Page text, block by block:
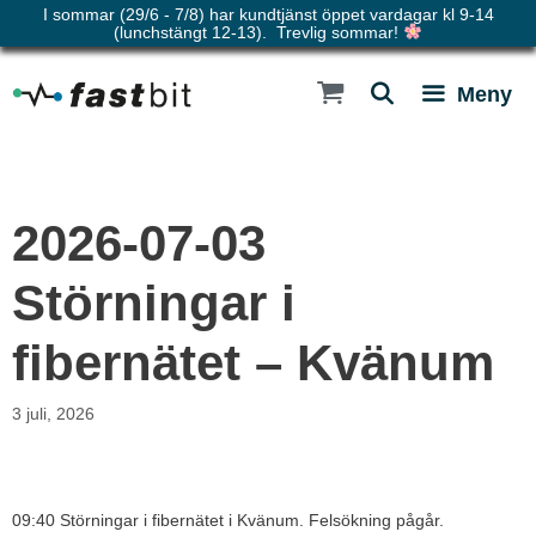
I sommar (29/6 - 7/8) har kundtjänst öppet vardagar kl 9-14
(lunchstängt 12-13). Trevlig sommar!
Hoppa
innehåll
Meny
2026-07-03
Störningar i
fibernätet – Kvänum
3 juli, 2026
09:40 Störningar i fibernätet i Kvänum. Felsökning pågår.